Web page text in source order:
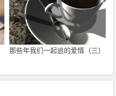
那些年我们一起追的爱情（三）